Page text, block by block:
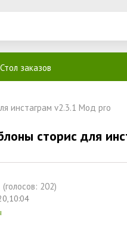
Стол заказов
инстаграм v2.3.1 Мод pro
сторис для
(голосов: 202)